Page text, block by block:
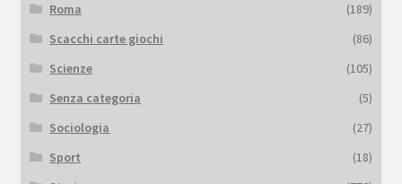
Roma
(189)
Scacchi carte giochi
(86)
Scienze
(105)
Senza categoria
(5)
Sociologia
(27)
Sport
(18)